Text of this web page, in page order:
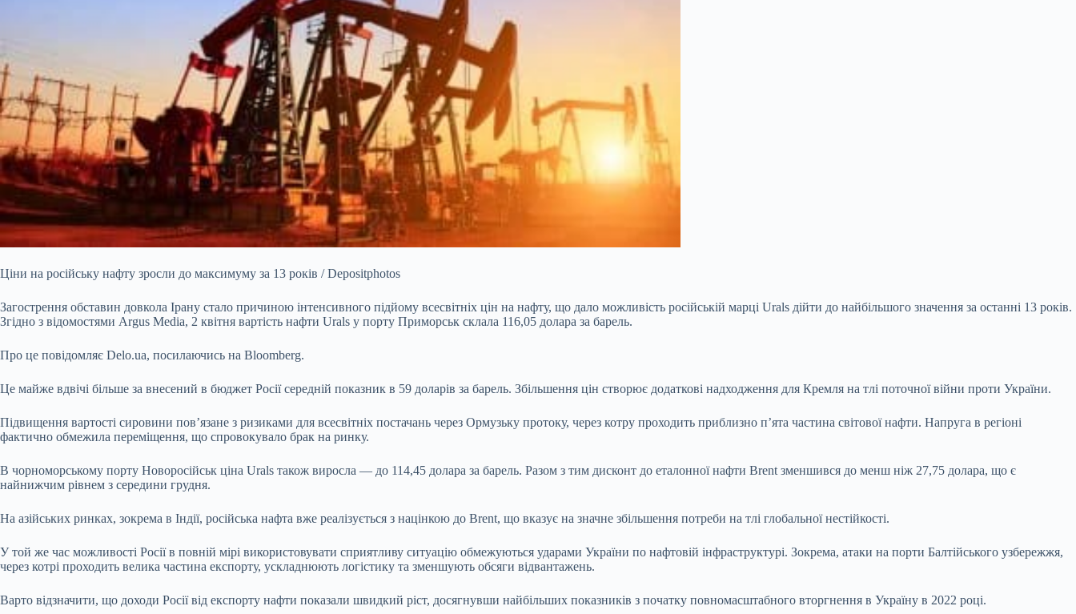
Ціни на російську нафту зросли до максимуму за 13 років / Depositphotos
Загострення обставин довкола Ірану стало причиною інтенсивного підйому всесвітніх цін на нафту, що дало можливість російській марці Urals дійти до найбільшого значення за останні 13 років.
Згідно з відомостями Argus Media, 2 квітня вартість нафти Urals у порту Приморськ склала 116,05 долара за барель.
Про це повідомляє Delo.ua, посилаючись на Вloomberg.
Це майже вдвічі більше за внесений в бюджет Росії середній показник в 59 доларів за барель. Збільшення цін створює додаткові надходження для Кремля на тлі поточної війни проти України.
Підвищення вартості сировини пов’язане з ризиками для всесвітніх постачань через Ормузьку протоку, через котру проходить приблизно п’ята частина світової нафти. Напруга в регіоні
фактично обмежила переміщення, що спровокувало брак на ринку.
В чорноморському порту Новоросійськ ціна Urals також виросла — до 114,45 долара за барель. Разом з тим дисконт до еталонної нафти Brent зменшився до менш ніж 27,75 долара, що є
найнижчим рівнем з середини грудня.
На азійських ринках, зокрема в Індії, російська нафта вже реалізується з націнкою до Brent, що вказує на значне збільшення потреби на тлі глобальної нестійкості.
У той же час можливості Росії в повній мірі використовувати сприятливу ситуацію обмежуються ударами України по нафтовій інфраструктурі. Зокрема, атаки на порти Балтійського узбережжя,
через котрі проходить велика частина експорту, ускладнюють логістику та зменшують обсяги відвантажень.
Варто відзначити, що доходи Росії від експорту нафти показали швидкий ріст, досягнувши найбільших показників з початку повномасштабного вторгнення в Україну в 2022 році.